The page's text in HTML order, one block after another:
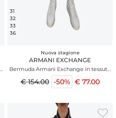
31
32
33
36
Nuova stagione
ARMANI EXCHANGE
Bermuda Armani Exchange in tessuto
nero
€ 154.00 -50% € 77.00